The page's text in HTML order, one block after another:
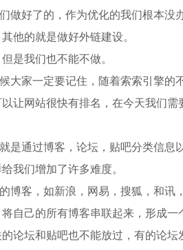
做好了的，作为优化的我们根本
他的就是做好外链建设。
是我们也不能不做。
大家一定要记住，随着索索引擎
让网站很快有排名，在今天我们
是通过博客，论坛，贴吧分类信
我们增加了许多难度。
博客，如新浪，网易，搜狐，和
自己的所有博客串联起来，形成
论坛和贴吧也不能放过，有的论